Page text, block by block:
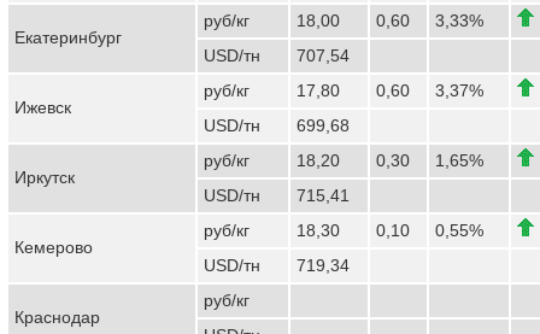
Екатеринбург
руб/кг 18,00 0,60
3,33%
USD/тн
707,54
Ижевск
руб/кг 17,80 0,60
3,37%
USD/тн
699,68
Иркутск
руб/кг 18,20 0,30
1,65%
USD/тн
715,41
Кемерово
руб/кг 18,30 0,10
0,55%
USD/тн
719,34
Краснодар
руб/кг